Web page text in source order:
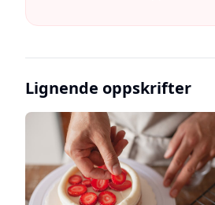
Lignende oppskrifter